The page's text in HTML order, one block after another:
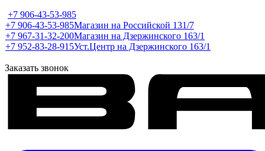
+7 906-43-53-985
+7 906-43-53-985Магазин на Российской 131/7
+7 967-31-32-200Магазин на Дзержинского 163/1
+7 952-83-28-915Уст.Центр на Дзержинского 163/1
Заказать звонок